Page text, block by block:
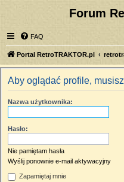
Forum
FAQ
Portal RetroTRAKTOR.pl
Aby oglądać profile,
Nazwa użytkownika:
Hasło:
Nie pamiętam hasła
Wyślij ponownie e-mail aktywacyjny
Zapamiętaj mnie